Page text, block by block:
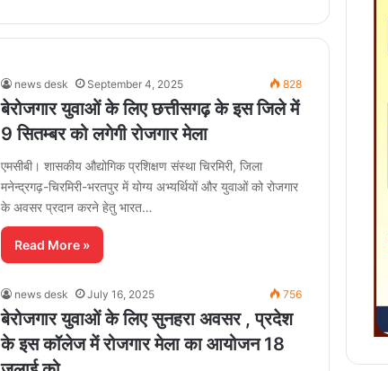
news desk September 4, 2025 828
बेरोजगार युवाओं के लिए छत्तीसगढ़ के इस जिले में
9 सितम्बर को लगेगी रोजगार मेला
एमसीबी। शासकीय औद्योगिक प्रशिक्षण संस्था चिरमिरी, जिला
मनेन्द्रगढ़-चिरमिरी-भरतपुर में योग्य अभ्यर्थियों और युवाओं को रोजगार
के अवसर प्रदान करने हेतु भारत…
Read More »
news desk July 16, 2025 756
बेरोजगार युवाओं के लिए सुनहरा अवसर , प्रदेश
के इस कॉलेज में रोजगार मेला का आयोजन 18